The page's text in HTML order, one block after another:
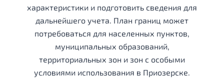
характеристики и подготовить сведения для
дальнейшего учета. План границ может
потребоваться для населенных пунктов,
муниципальных образований,
территориальных зон и зон с особыми
условиями использования в Приозерске.